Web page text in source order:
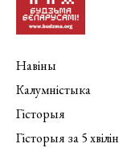
Навіны
Калумністыка
Гісторыя
Гісторыя за 5 хвілін